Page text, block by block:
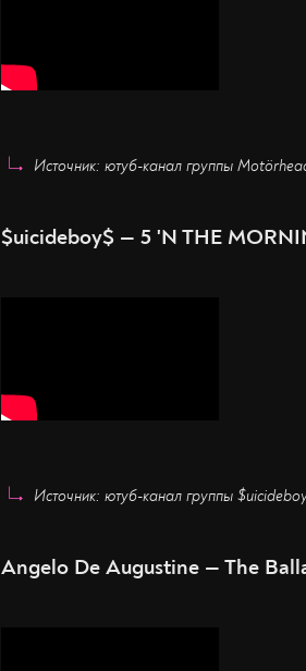
Источник: ютуб-канал группы
$uicideboy$ — 5 'N THE
Источник: ютуб-канал группы
Angelo De Augustine — The